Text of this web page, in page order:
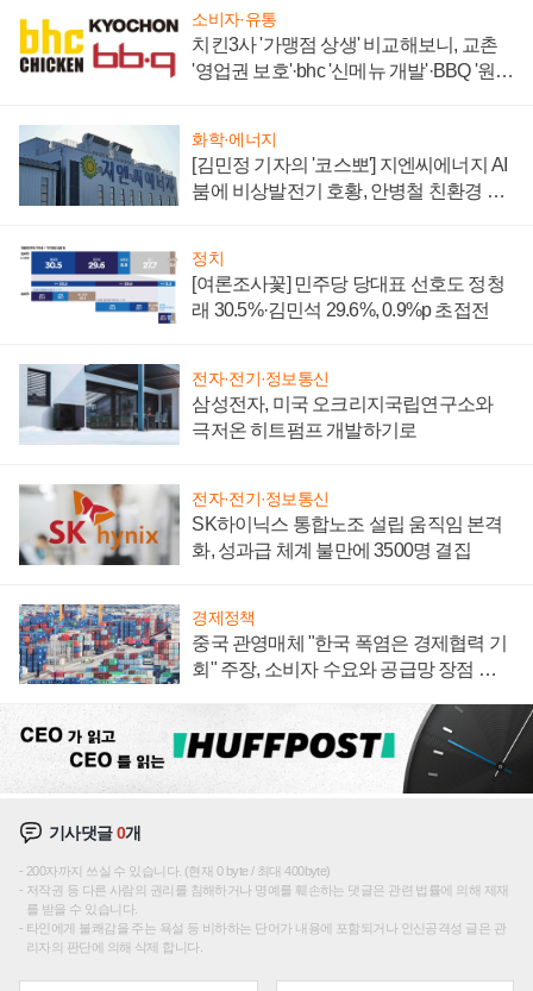
소비자·유통
치킨3사 '가맹점 상생' 비교해보니, 교촌
'영업권 보호'·bhc '신메뉴 개발'·BBQ '원가
화학·에너지
[김민정 기자의 '코스뽀'] 지엔씨에너지 AI
붐에 비상발전기 호황, 안병철 친환경 에
정치
[여론조사꽃] 민주당 당대표 선호도 정청
래 30.5%·김민석 29.6%, 0.9%p 초접전
전자·전기·정보통신
삼성전자, 미국 오크리지국립연구소와
극저온 히트펌프 개발하기로
전자·전기·정보통신
SK하이닉스 통합노조 설립 움직임 본격
화, 성과급 체계 불만에 3500명 결집
경제정책
중국 관영매체 "한국 폭염은 경제협력 기
회" 주장, 소비자 수요와 공급망 장점 강
기사댓글0개
200자까지 쓰실 수 있습니다. (현재 0 byte / 최대 400byte)
저작권 등 다른 사람의 권리를 침해하거나 명예를 훼손하는 댓글은 관련 법률에 의해 제재
를 받을 수 있습니다.
타인에게 불쾌감을 주는 욕설 등 비하하는 단어가 내용에 포함되거나 인신공격성 글은 관
리자의 판단에 의해 삭제 합니다.